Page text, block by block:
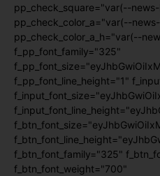
pp_check_square="var(--
pp_check_color_a="var(--
pp_check_color_a_h="var(--
f_pp_font_family="325"
f_pp_font_line_height="1"
f_btn_font_family="325"
f_btn_font_weight="700"